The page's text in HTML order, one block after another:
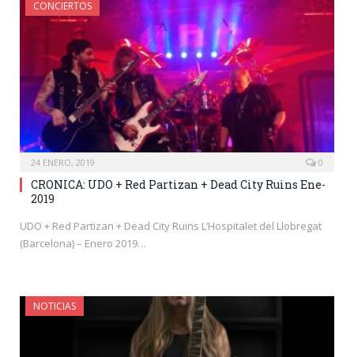
CONCIERTOS
24 ENERO, 2019 0
CRONICA: UDO + Red Partizan + Dead City Ruins Ene-
2019
UDO + Red Partizan + Dead City Ruins L’Hospitalet del Llobregat
(Barcelona) – Enero 2019…
NOTICIAS